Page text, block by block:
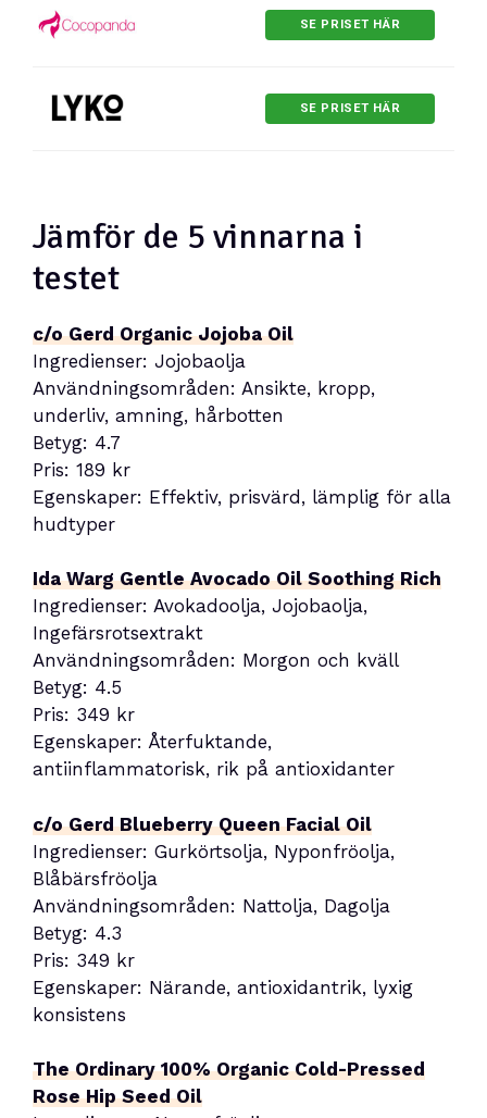
SE PRISET HÄR
SE PRISET HÄR
Jämför de 5 vinnarna i
testet
c/o Gerd Organic Jojoba Oil
Ingredienser: Jojobaolja
Användningsområden: Ansikte, kropp,
underliv, amning, hårbotten
Betyg: 4.7
Pris: 189 kr
Egenskaper: Effektiv, prisvärd, lämplig för alla
hudtyper
Ida Warg Gentle Avocado Oil Soothing Rich
Ingredienser: Avokadoolja, Jojobaolja,
Ingefärsrotsextrakt
Användningsområden: Morgon och kväll
Betyg: 4.5
Pris: 349 kr
Egenskaper: Återfuktande,
antiinflammatorisk, rik på antioxidanter
c/o Gerd Blueberry Queen Facial Oil
Ingredienser: Gurkörtsolja, Nyponfröolja,
Blåbärsfröolja
Användningsområden: Nattolja, Dagolja
Betyg: 4.3
Pris: 349 kr
Egenskaper: Närande, antioxidantrik, lyxig
konsistens
The Ordinary 100% Organic Cold-Pressed
Rose Hip Seed Oil